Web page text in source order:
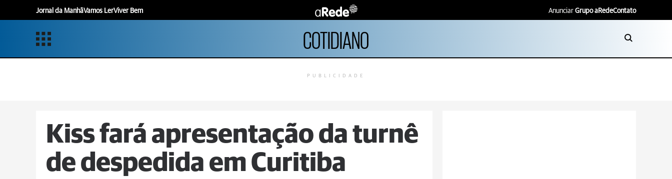
Jornal da ManhãVamos LerViver Bem Anunciar Grupo aRedeContato
COTIDIANO
PUBLICIDADE
Kiss fará apresentação da turnê
de despedida em Curitiba